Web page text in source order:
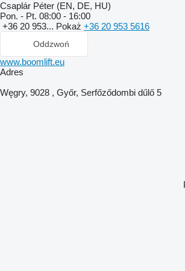
Csaplár Péter (EN, DE, HU)
Pon. - Pt. 08:00 - 16:00
+36 20 953... Pokaż +36 20 953 5616
Oddzwoń
www.boomlift.eu
Adres
Węgry, 9028 , Győr, Serfőződombi dűlő 5